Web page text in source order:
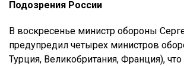
Подозрения России
В воскресенье министр обороны
предупредил четырех министров
Турция, Великобритания, Франция),